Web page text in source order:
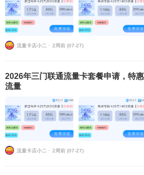
流量卡店小二 ⋅ 2周前 (07-27)
2026年三门联通流量卡套餐申请，特
流量
流量卡店小二 ⋅ 2周前 (07-27)